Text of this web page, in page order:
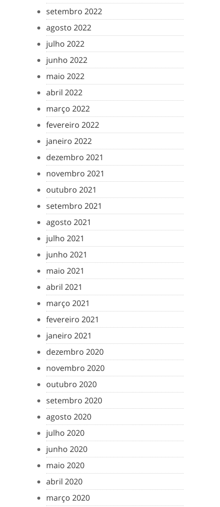
setembro 2022
agosto 2022
julho 2022
junho 2022
maio 2022
abril 2022
março 2022
fevereiro 2022
janeiro 2022
dezembro 2021
novembro 2021
outubro 2021
setembro 2021
agosto 2021
julho 2021
junho 2021
maio 2021
abril 2021
março 2021
fevereiro 2021
janeiro 2021
dezembro 2020
novembro 2020
outubro 2020
setembro 2020
agosto 2020
julho 2020
junho 2020
maio 2020
abril 2020
março 2020